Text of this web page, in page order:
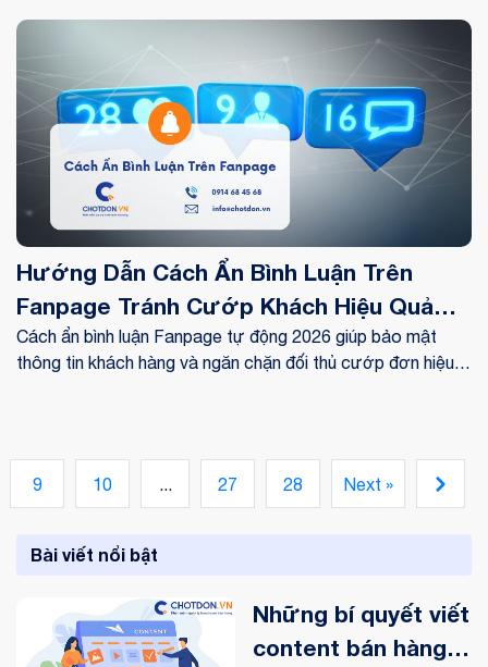
chứa thông tin nhạy cảm để tránh bị đối thủ lấy mất đơn
Hướng Dẫn Cách Ẩn Bình Luận Trên
Fanpage Tránh Cướp Khách Hiệu Quả
Nhất 2026
Cách ẩn bình luận Fanpage tự động 2026 giúp bảo mật
thông tin khách hàng và ngăn chặn đối thủ cướp đơn hiệu
Next »
9 10 27 28
Bài viết nổi bật
Những bí quyết viết
content bán hàng